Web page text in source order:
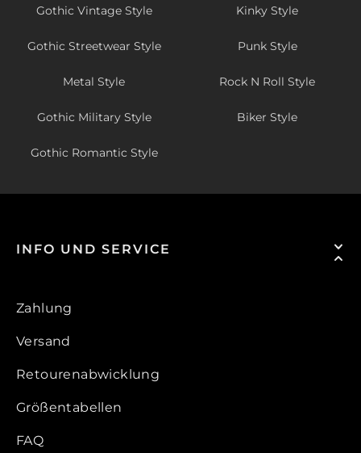
Gothic Vintage Style Kinky Style
Gothic Streetwear Style Punk Style
Metal Style Rock N Roll Style
Gothic Military Style Biker Style
Gothic Romantic Style
INFO UND SERVICE
Zahlung
Versand
Retourenabwicklung
Größentabellen
FAQ